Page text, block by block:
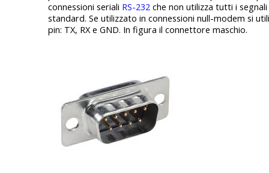
connessioni seriali RS-232 che non utilizza tutti i
standard. Se utilizzato in connessioni null-modem si
pin: TX, RX e GND. In figura il connettore maschio.